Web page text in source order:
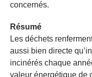
concernés.
Résumé
Les déchets
aussi bien directe
incinérés chaque
valeur énergétique de